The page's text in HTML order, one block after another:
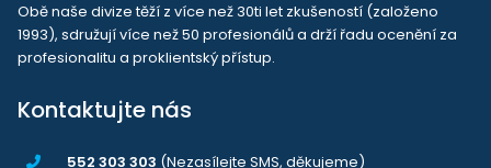
Obě naše divize těží z více než 30ti let zkušeností (založeno
1993), sdružují více než 50 profesionálů a drží řadu ocenění za
profesionalitu a proklientský přístup.
Kontaktujte nás
552 303 303 (Nezasílejte SMS, děkujeme)